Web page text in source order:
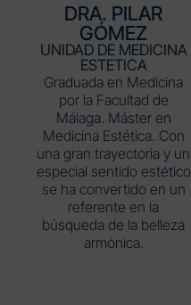
DRA. PILAR
GÓMEZ
UNIDAD DE MEDICINA
ESTETICA
Graduada en Medicina
por la Facultad de
Málaga. Máster en
Medicina Estética. Con
una gran trayectoria y un
especial sentido estético
se ha convertido en un
referente en la
búsqueda de la belleza
armónica.